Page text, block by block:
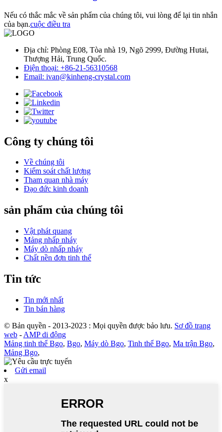
Nếu có thắc mắc về sản phẩm của chúng tôi, vui lòng để lại tin nhắn
của bạn.cuộc điều tra
Địa chỉ: Phòng E08, Tòa nhà 19, Ngõ 2999, Đường Hutai,
Thượng Hải, Trung Quốc.
Điện thoại: +86-21-56310568
Email: ivan@kinheng-crystal.com
Công ty chúng tôi
Về chúng tôi
Kiểm soát chất lượng
Tham quan nhà máy
Đạo đức kinh doanh
sản phẩm của chúng tôi
Vật phát quang
Mảng nhấp nháy
Máy dò nhấp nháy
Chất nền đơn tinh thể
Tin tức
Tin mới nhất
Tin bán hàng
© Bản quyền - 2013-2023 : Mọi quyền được bảo lưu. Sơ đồ trang
web - AMP di động
Mảng tinh thể Bgo, Bgo, Máy dò Bgo, Tinh thể Bgo, Ma trận Bgo,
Mảng Bgo,
Gửi email
x